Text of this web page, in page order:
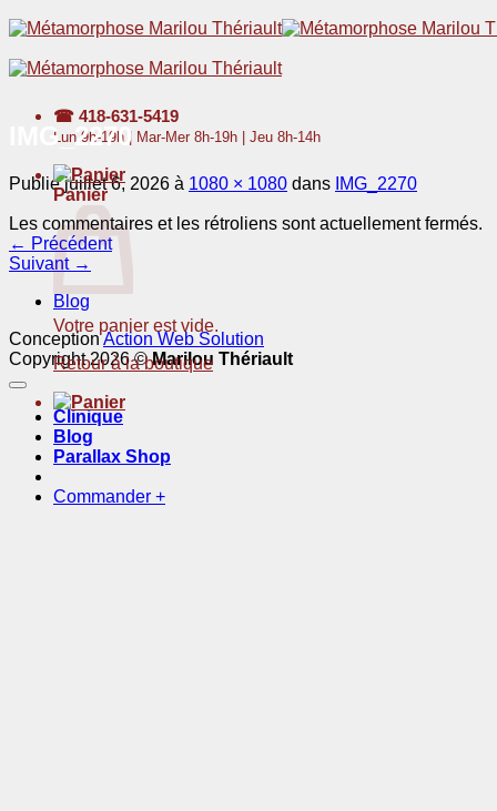
Passer
au
contenu
☎ 418-631-5419
Lun 9h-19h | Mar-Mer 8h-19h | Jeu 8h-14h
Panier
Votre panier est vide.
Retour à la boutique
IMG_2270
Publiéjuillet 6, 2026 à 1080 × 1080 dans IMG_2270
Les commentaires et les rétroliens sont actuellement fermés.
← Précédent
Suivant →
Blog
ConceptionAction Web Solution
Copyright 2026 ©Marilou Thériault
Clinique
Blog
Parallax Shop
Commander +